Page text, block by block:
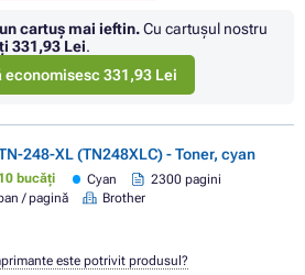
cartuș mai ieftin.Cu cartuşul nostru
331,93 Lei.
economisesc 331,93 Lei
248-XL (TN248XLC) - Toner, cyan
bucăți Cyan
2300 pagini
/ pagină
Brother
este potrivit produsul?